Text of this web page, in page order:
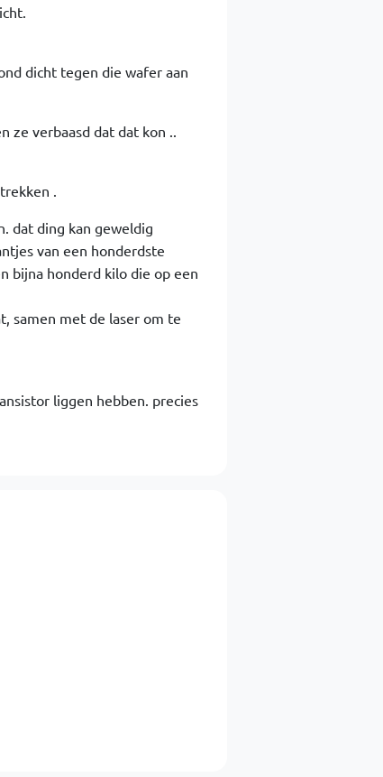
dicht tegen die wafer aan
ze verbaasd dat dat kon ..
.
dat ding kan geweldig
van een honderdste
bijna honderd kilo die op een
samen met de laser om te
liggen hebben. precies